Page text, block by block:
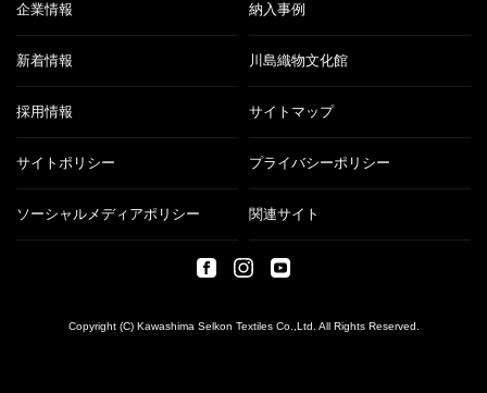
企業情報 納入事例
新着情報 川島織物文化館
採用情報 サイトマップ
サイトポリシー プライバシーポリシー
ソーシャルメディアポリシー 関連サイト
Copyright (C) Kawashima Selkon Textiles Co.,Ltd. All Rights Reserved.